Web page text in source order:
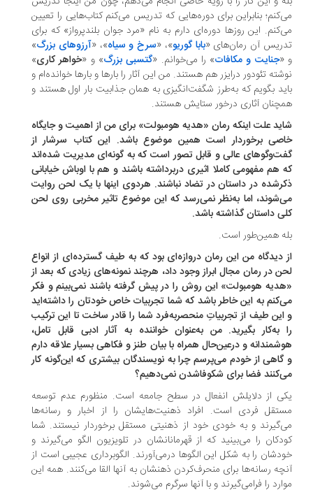
بنابراین برای دوره‌هایی که تدریس می‌کنم کتاب‌هایی را تعیین
این روزها دوره‌ای دارم به نام «مرد جوان بلندپرواز» که برای
آن رمان‌های «بابا گوریو»، «سرخ و سیاه »، «آرزوهای بزرگ»
جنایت و مکافات» را می‎‌خوانم. « گتسبی بزرگ» و «خواهر کاری»
تئودور درایزر هم هستند. من این آثار را بارها و بارها خوانده‌ام و
بگویم که به‌طرز شگفت‌انگیزی به همان جذابیت بار اول هستند و
آثاری درخور ستایش هستند.
علت اینکه رمان «هدیه‌ هومبولت» برای من از اهمیت و جایگاه
برخوردار است همین موضوع باشد. این کتاب سرشار از
عالی و قابل تصور است که به گونه‌ای مدیریت شده‌اند
هم مفهومی کاملا اثیری دربرداشته باشند و هم با اوباش خیابانی
در داستان در تضاد نباشند. هردوی اینها با یک لحن روایت
اما به‌نظر نمی‌رسد که این موضوع تاثیر مخربی روی لحن
داستان گذاشته باشد.
همین‌‌طور است.
دیدگاه من این رمان دروازه‌‌ای بود که به طیف گسترده‌ای از انواع
در رمان مجال ابراز وجود داد، هرچند نمونه‌های زیادی که بعد از
هومبولت» این روش را در پیش گرفته باشند نمی‌بینم و فکر
به این خاطر باشد که شما تجربیات خاص خودتان را داشته‌اید
طیف از تجربیاتِ منحصربه‌فرد شما را قادر ساخت تا این ترکیب
به‌کار بگیرید. من به‌عنوان خواننده به آثار ادبی قابل تامل،
و درعین‌حال همراه با بیان طنز و فکاهی بسیار علاقه دارم
از خودم می‌پرسم چرا به نویسندگان بیشتری که این‌گونه کار
فضا برای شکوفاشدن نمی‌دهیم؟
از دلایلش انفعال در سطح جامعه است. منظورم عدم توسعه‌
فردی است. افراد ذهنیت‌هایشان را از اخبار و رسانه‌ها
و به خودی خود از ذهنیتی مستقل برخوردار نیستند. شما
را می‌بینید که از قهرمانانشان در تلویزیون الگو می‌گیرند و
را به شکل این الگوها درمی‌آورند. الگوبرداری عجیبی است از
رسانه‌ها برای منحرف‌کردن ذهنشان به آنها القا می‌کنند. همه‌ این
را فرامی‌گیرند و با آنها سرگرم می‌شوند.